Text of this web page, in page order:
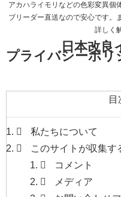
アカハライモリなどの色彩変異個
ブリーダー直送なので安心です。
詳しく
日本改
プライバシーポリ
目
私たちについて
このサイトが収集す
コメント
メディア